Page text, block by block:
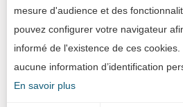
mesure d'audience et des
pouvez configurer votre navigateur
informé de l'existence de ces
aucune information d’identification
En savoir plus